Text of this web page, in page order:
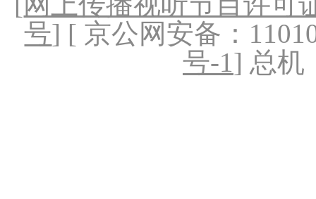
号] [ 京公网安备：
号-1] 总机